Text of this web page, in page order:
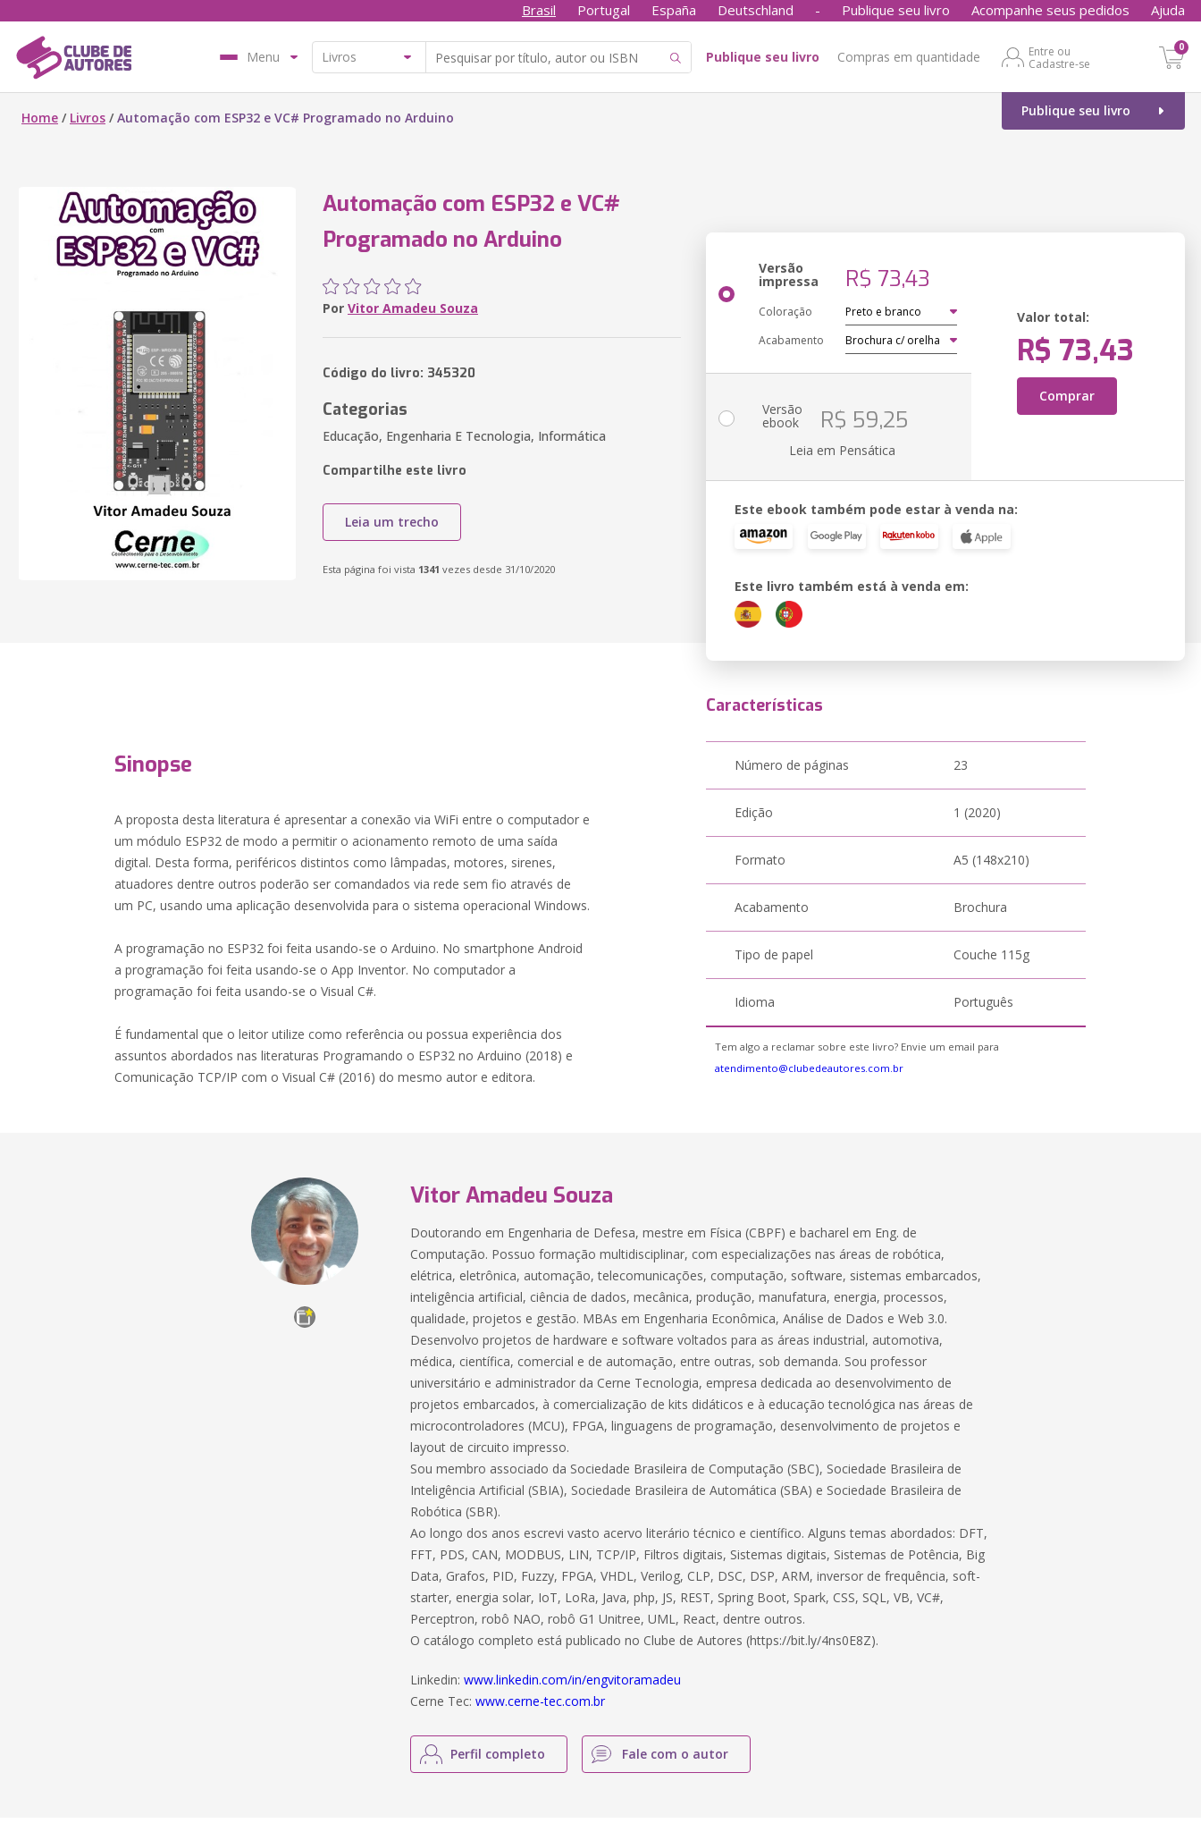
Brasil Portugal España Deutschland - Publique seu livro Acompanhe seus pedidos Ajuda
Menu Publique seu livro Compras em quantidade
Entre ou
Cadastre-se
0
Publique seu livro
Home / Livros /Automação com ESP32 e VC# Programado no Arduino
Automação com ESP32 e VC#
Programado no Arduino
Por Vitor Amadeu Souza
Código do livro: 345320
Categorias
Educação, Engenharia E Tecnologia, Informática
Compartilhe este livro
Leia um trecho
Esta página foi vista 1341 vezes desde 31/10/2020
Versão
impressa R$ 73,43
Coloração
Acabamento
Valor total:
R$ 73,43
Comprar
Versão
ebook R$ 59,25
Leia em Pensática
Este ebook também pode estar à venda na:
Este livro também está à venda em:
Sinopse
A proposta desta literatura é apresentar a conexão via WiFi entre o computador e
um módulo ESP32 de modo a permitir o acionamento remoto de uma saída
digital. Desta forma, periféricos distintos como lâmpadas, motores, sirenes,
atuadores dentre outros poderão ser comandados via rede sem fio através de
um PC, usando uma aplicação desenvolvida para o sistema operacional Windows.
A programação no ESP32 foi feita usando-se o Arduino. No smartphone Android
a programação foi feita usando-se o App Inventor. No computador a
programação foi feita usando-se o Visual C#.
É fundamental que o leitor utilize como referência ou possua experiência dos
assuntos abordados nas literaturas Programando o ESP32 no Arduino (2018) e
Comunicação TCP/IP com o Visual C# (2016) do mesmo autor e editora.
Características
Número de páginas 23
Edição 1 (2020)
Formato A5 (148x210)
Acabamento Brochura
Tipo de papel Couche 115g
Idioma Português
Tem algo a reclamar sobre este livro? Envie um email para
atendimento@clubedeautores.com.br
Vitor Amadeu Souza
Doutorando em Engenharia de Defesa, mestre em Física (CBPF) e bacharel em Eng. de
Computação. Possuo formação multidisciplinar, com especializações nas áreas de robótica,
elétrica, eletrônica, automação, telecomunicações, computação, software, sistemas embarcados,
inteligência artificial, ciência de dados, mecânica, produção, manufatura, energia, processos,
qualidade, projetos e gestão. MBAs em Engenharia Econômica, Análise de Dados e Web 3.0.
Desenvolvo projetos de hardware e software voltados para as áreas industrial, automotiva,
médica, científica, comercial e de automação, entre outras, sob demanda. Sou professor
universitário e administrador da Cerne Tecnologia, empresa dedicada ao desenvolvimento de
projetos embarcados, à comercialização de kits didáticos e à educação tecnológica nas áreas de
microcontroladores (MCU), FPGA, linguagens de programação, desenvolvimento de projetos e
layout de circuito impresso.
Sou membro associado da Sociedade Brasileira de Computação (SBC), Sociedade Brasileira de
Inteligência Artificial (SBIA), Sociedade Brasileira de Automática (SBA) e Sociedade Brasileira de
Robótica (SBR).
Ao longo dos anos escrevi vasto acervo literário técnico e científico. Alguns temas abordados: DFT,
FFT, PDS, CAN, MODBUS, LIN, TCP/IP, Filtros digitais, Sistemas digitais, Sistemas de Potência, Big
Data, Grafos, PID, Fuzzy, FPGA, VHDL, Verilog, CLP, DSC, DSP, ARM, inversor de frequência, soft-
starter, energia solar, IoT, LoRa, Java, php, JS, REST, Spring Boot, Spark, CSS, SQL, VB, VC#,
Perceptron, robô NAO, robô G1 Unitree, UML, React, dentre outros.
O catálogo completo está publicado no Clube de Autores (https://bit.ly/4ns0E8Z).
Linkedin:www.linkedin.com/in/engvitoramadeu
Cerne Tec:www.cerne-tec.com.br
Perfil completo Fale com o autor